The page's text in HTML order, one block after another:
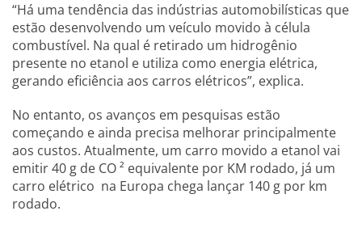
“Há uma tendência das indústrias automobilísticas que
estão desenvolvendo um veículo movido à célula
combustível. Na qual é retirado um hidrogênio
presente no etanol e utiliza como energia elétrica,
gerando eficiência aos carros elétricos”, explica.
No entanto, os avanços em pesquisas estão
começando e ainda precisa melhorar principalmente
aos custos. Atualmente, um carro movido a etanol vai
emitir 40 g de CO ² equivalente por KM rodado, já um
carro elétrico na Europa chega lançar 140 g por km
rodado.